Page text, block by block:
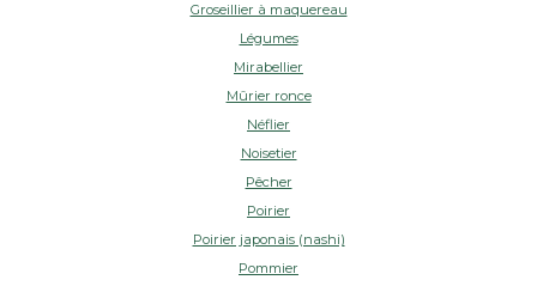
Groseillier à maquereau
Légumes
Mirabellier
Mûrier ronce
Néflier
Noisetier
Pêcher
Poirier
Poirier japonais (nashi)
Pommier